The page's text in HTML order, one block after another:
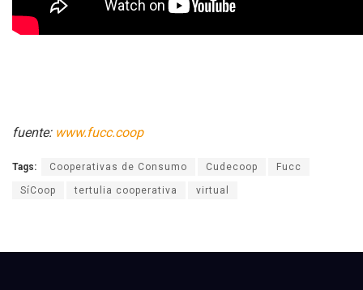
fuente: www.fucc.coop
Tags: Cooperativas de Consumo Cudecoop Fucc
SíCoop tertulia cooperativa virtual